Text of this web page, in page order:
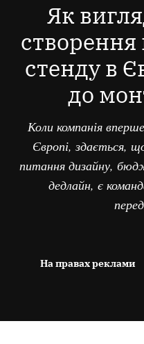
Як
створення
стенду в
до
Коли компанія
Європі, здається,
питання дизайну,
дедлайн, є
На правах реклами